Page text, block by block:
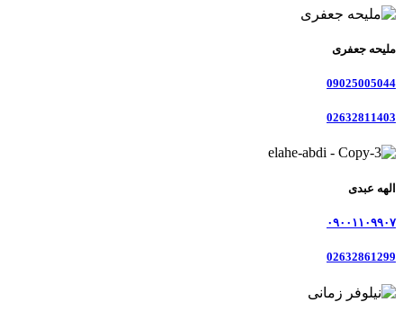
ملیحه جعفری
09025005044
02632811403
الهه عبدی
۰۹۰۰۱۱۰۹۹۰۷
02632861299